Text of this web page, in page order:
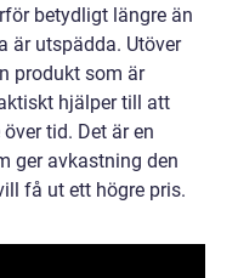
betydligt längre än
är utspädda. Utöver
produkt som är
hjälper till att
tid. Det är en
ger avkastning den
få ut ett högre pris.